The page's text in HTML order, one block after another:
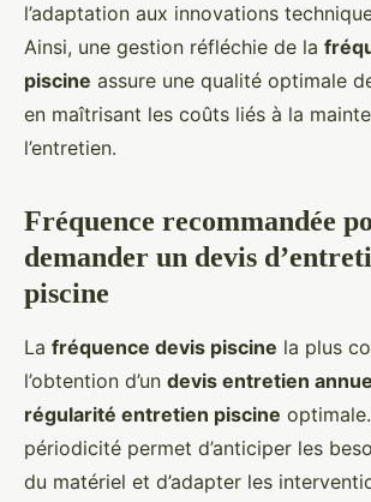
l’adaptation aux innovations
Ainsi, une gestion réfléchie de la
piscine assure une qualité optimale
en maîtrisant les coûts liés à la
l’entretien.
Fréquence recommandée
demander un devis
piscine
La fréquence devis piscine la plus
l’obtention d’un devis entretien
régularité entretien piscine
périodicité permet d’anticiper les
du matériel et d’adapter les